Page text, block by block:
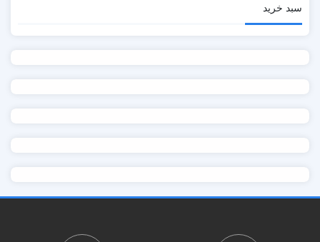
سبد خرید